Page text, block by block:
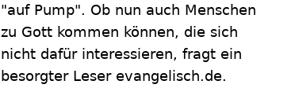
"auf Pump". Ob nun auch Menschen
zu Gott kommen können, die sich
nicht dafür interessieren, fragt ein
besorgter Leser evangelisch.de.